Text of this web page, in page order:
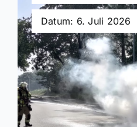
Datum: 6. Juli 2026